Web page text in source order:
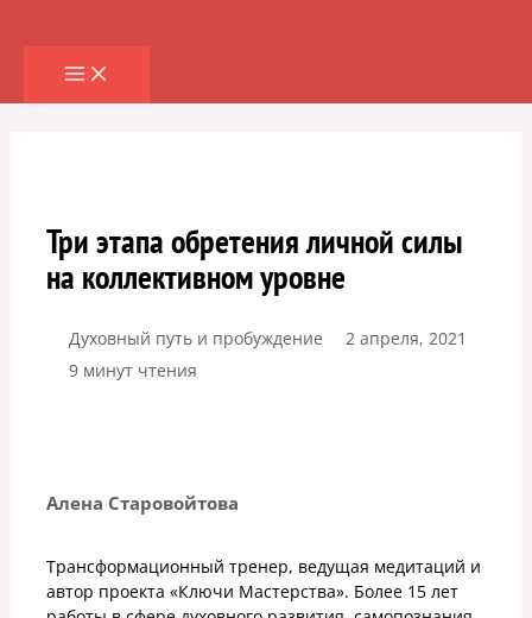
содержимому
Три этапа обретения личной силы
на коллективном уровне
Духовный путь и пробуждение
2 апреля, 2021
9 минут чтения
Алена Старовойтова
Трансформационный тренер, ведущая медитаций и
автор проекта «Ключи Мастерства». Более 15 лет